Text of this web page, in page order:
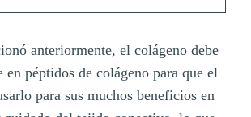
anteriormente, el colágeno debe
en péptidos de colágeno para que el
para sus muchos beneficios en